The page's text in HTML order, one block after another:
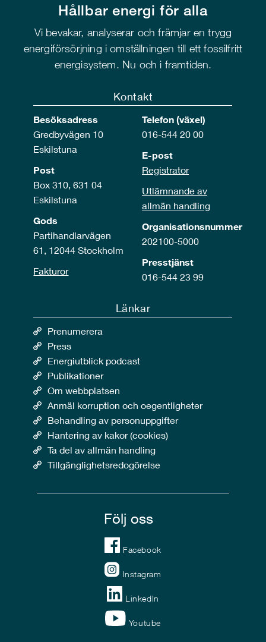
Hållbar energi för alla
Vi bevakar, analyserar och främjar en trygg
energiförsörjning i omställningen till ett fossilfritt
energisystem. Nu och i framtiden.
Kontakt
Besöksadress
Gredbyvägen 10
Eskilstuna
Post
Box 310, 631 04
Eskilstuna
Gods
Partihandlarvägen
61, 12044 Stockholm
Fakturor
Telefon (växel)
016-544 20 00
E-post
Registrator
Utlämnande av
allmän handling
Organisationsnummer
202100-5000
Presstjänst
016-544 23 99
Länkar
Prenumerera
Press
Energiutblick podcast
Publikationer
Om webbplatsen
Anmäl korruption och oegentligheter
Behandling av personuppgifter
Hantering av kakor (cookies)
Ta del av allmän handling
Tillgänglighetsredogörelse
Följ oss
Facebook
Instagram
LinkedIn
Youtube